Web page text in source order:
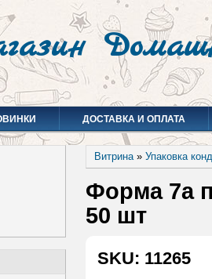
ДОСТАВКА И ОПЛАТА
Витрина» Упаковка
Форма 7а
50 шт
SKU: 11265